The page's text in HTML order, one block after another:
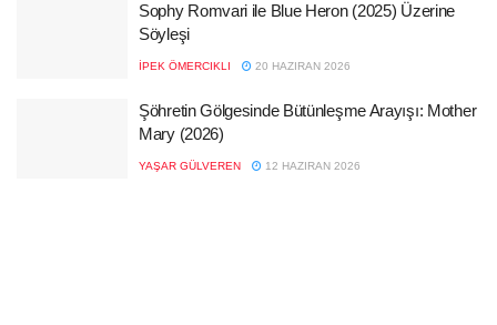
Sophy Romvari ile Blue Heron (2025) Üzerine
Söyleşi
İPEK ÖMERCIKLI 20 HAZIRAN 2026
Şöhretin Gölgesinde Bütünleşme Arayışı: Mother
Mary (2026)
YAŞAR GÜLVEREN 12 HAZIRAN 2026